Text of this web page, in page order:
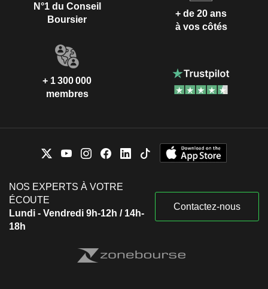
N°1 du Conseil
Boursier
+ de 20 ans
à vos côtés
+ 1 300 000
membres
NOS EXPERTS À VOTRE
ÉCOUTE
Lundi - Vendredi 9h-12h / 14h-
18h
Contactez-nous